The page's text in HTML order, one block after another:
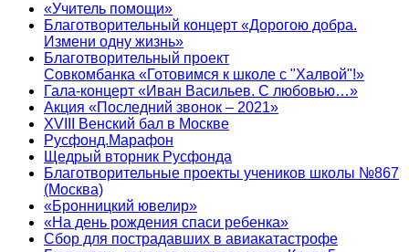
«Учитель помощи»
Благотворительный концерт «Дорогою добра.
Измени одну жизнь»
Благотворительный проект
Совкомбанка «Готовимся к школе с "Халвой"!»
Гала-концерт «Иван Васильев. С любовью…»
Акция «Последний звонок – 2021»
XVIII Венский бал в Москве
Русфонд.Марафон
Щедрый вторник Русфонда
Благотворительные проекты учеников школы №867
(Москва)
«Бронницкий ювелир»
«На день рождения спаси ребенка»
Сбор для пострадавших в авиакатастрофе